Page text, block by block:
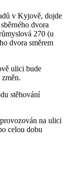
v Kyjově, dojde
dvora
270 (u
dvora směrem
ulici bude
stěhování
na ulici
celou dobu